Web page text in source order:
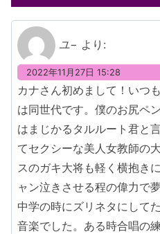
ユ− より:
2022年11月27日 15:28
カナさん初めまして！いつ
は同世代です。僕のお尻ペ
はまじかるタルルート君と
てセクシーな美人女教師の
スのガキ大将も軽く横抱き
ャン泣きさせる程の偉力で
中学の時にズリネタにして
音楽でした。ある時合唱の